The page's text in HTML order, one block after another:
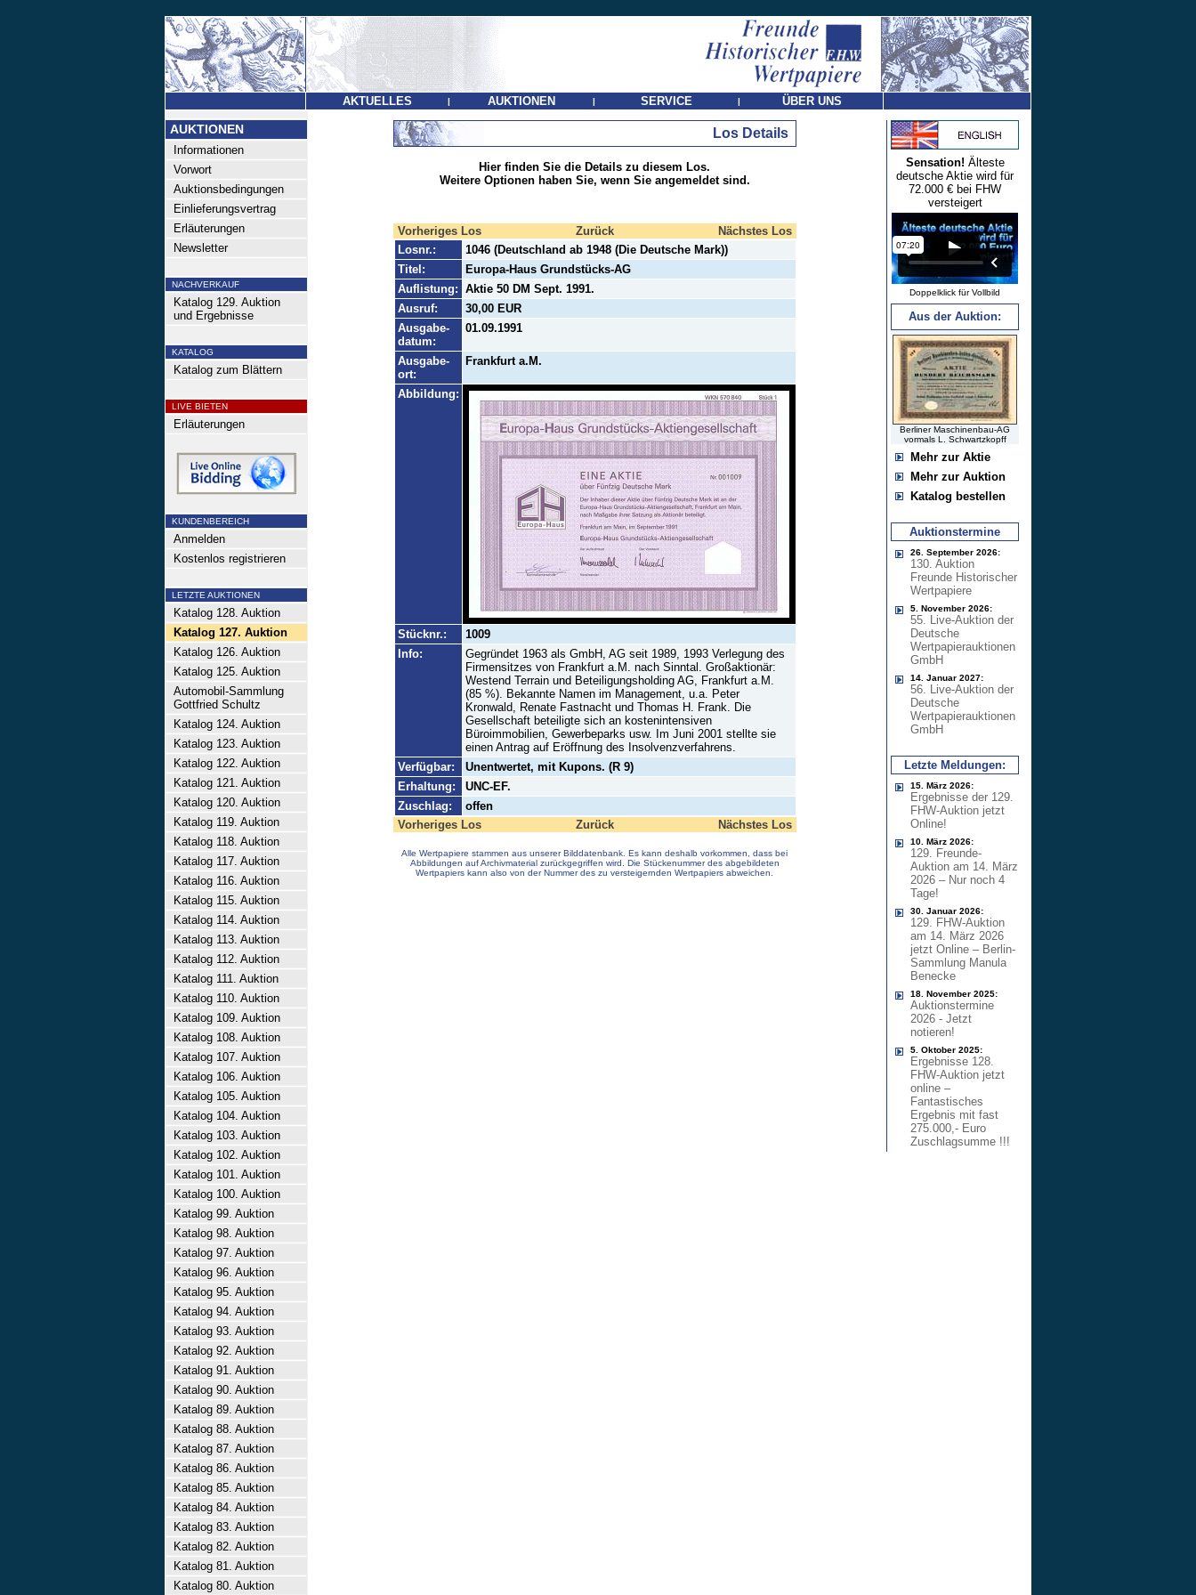
AKTUELLES | AUKTIONEN | SERVICE | ÜBER UNS
AUKTIONEN
Informationen
Vorwort
Auktionsbedingungen
Einlieferungsvertrag
Erläuterungen
Newsletter
NACHVERKAUF
Katalog 129. Auktion
und Ergebnisse
KATALOG
Katalog zum Blättern
LIVE BIETEN
Erläuterungen
KUNDENBEREICH
Anmelden
Kostenlos registrieren
LETZTE AUKTIONEN
Katalog 128. Auktion
Katalog 127. Auktion
Katalog 126. Auktion
Katalog 125. Auktion
Automobil-Sammlung
Gottfried Schultz
Katalog 124. Auktion
Katalog 123. Auktion
Katalog 122. Auktion
Katalog 121. Auktion
Katalog 120. Auktion
Katalog 119. Auktion
Katalog 118. Auktion
Katalog 117. Auktion
Katalog 116. Auktion
Katalog 115. Auktion
Katalog 114. Auktion
Katalog 113. Auktion
Katalog 112. Auktion
Katalog 111. Auktion
Katalog 110. Auktion
Katalog 109. Auktion
Katalog 108. Auktion
Katalog 107. Auktion
Katalog 106. Auktion
Katalog 105. Auktion
Katalog 104. Auktion
Katalog 103. Auktion
Katalog 102. Auktion
Katalog 101. Auktion
Katalog 100. Auktion
Katalog 99. Auktion
Katalog 98. Auktion
Katalog 97. Auktion
Katalog 96. Auktion
Katalog 95. Auktion
Katalog 94. Auktion
Katalog 93. Auktion
Katalog 92. Auktion
Katalog 91. Auktion
Katalog 90. Auktion
Katalog 89. Auktion
Katalog 88. Auktion
Katalog 87. Auktion
Katalog 86. Auktion
Katalog 85. Auktion
Katalog 84. Auktion
Katalog 83. Auktion
Katalog 82. Auktion
Katalog 81. Auktion
Katalog 80. Auktion
Los Details
Hier finden Sie die Details zu diesem Los.
Weitere Optionen haben Sie, wenn Sie angemeldet sind.
Vorheriges Los Zurück
Nächstes Los
Losnr.:
1046 (Deutschland ab 1948 (Die Deutsche Mark))
Titel:
Europa-Haus Grundstücks-AG
Auflistung: Aktie 50 DM Sept. 1991.
Ausruf:
30,00 EUR
Ausgabe-
datum:
01.09.1991
Ausgabe-
ort:
Frankfurt a.M.
Abbildung:
Stücknr.:
1009
Info:
Gegründet 1963 als GmbH, AG seit 1989, 1993 Verlegung des
Firmensitzes von Frankfurt a.M. nach Sinntal. Großaktionär:
Westend Terrain und Beteiligungsholding AG, Frankfurt a.M.
(85 %). Bekannte Namen im Management, u.a. Peter
Kronwald, Renate Fastnacht und Thomas H. Frank. Die
Gesellschaft beteiligte sich an kostenintensiven
Büroimmobilien, Gewerbeparks usw. Im Juni 2001 stellte sie
einen Antrag auf Eröffnung des Insolvenzverfahrens.
Verfügbar:
Unentwertet, mit Kupons. (R 9)
Erhaltung:
UNC-EF.
Zuschlag:
offen
Vorheriges Los
Zurück Nächstes Los
Alle Wertpapiere stammen aus unserer Bilddatenbank. Es kann deshalb vorkommen, dass bei
Abbildungen auf Archivmaterial zurückgegriffen wird. Die Stückenummer des abgebildeten
Wertpapiers kann also von der Nummer des zu versteigernden Wertpapiers abweichen.
Sensation! Älteste
deutsche Aktie wird für
72.000 € bei FHW
versteigert
Doppelklick für Vollbild
Aus der Auktion:
Berliner Maschinenbau-AG
vormals L. Schwartzkopff
Mehr zur Aktie
Mehr zur Auktion
Katalog bestellen
Auktionstermine
26. September 2026:
130. Auktion
Freunde Historischer
Wertpapiere
5. November 2026:
55. Live-Auktion der
Deutsche
Wertpapierauktionen
GmbH
14. Januar 2027:
56. Live-Auktion der
Deutsche
Wertpapierauktionen
GmbH
Letzte Meldungen:
15. März 2026:
Ergebnisse der 129.
FHW-Auktion jetzt
Online!
10. März 2026:
129. Freunde-
Auktion am 14. März
2026 – Nur noch 4
Tage!
30. Januar 2026:
129. FHW-Auktion
am 14. März 2026
jetzt Online – Berlin-
Sammlung Manula
Benecke
18. November 2025:
Auktionstermine
2026 - Jetzt
notieren!
5. Oktober 2025:
Ergebnisse 128.
FHW-Auktion jetzt
online –
Fantastisches
Ergebnis mit fast
275.000,- Euro
Zuschlagsumme !!!